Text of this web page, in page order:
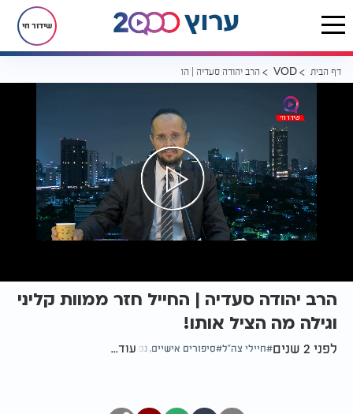
שידור חי
דף הבית VOD הרב יהודה סעדיה | החייל חזר ממוות קליני וגילה מה הציל אותו!
הרב יהודה סעדיה | החייל חזר ממוות קליני
וגילה מה הציל אותו!
לפני 2 שנים חיילי צה"ל סיפורים אישיים, נס, עוד...